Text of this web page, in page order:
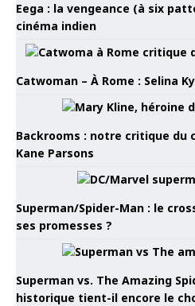
Eega : la vengeance (à six
cinéma indien
Catwoman – À Rome : Selina
Backrooms : notre critique du
Kane Parsons
Superman/Spider-Man : le
ses promesses ?
Superman vs. The Amazing
historique tient-il encore le